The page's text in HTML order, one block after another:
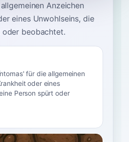
Anzeichen
eines Unwohlseins, die
oder beobachtet.
für die allgemeinen
oder eines
Person spürt oder